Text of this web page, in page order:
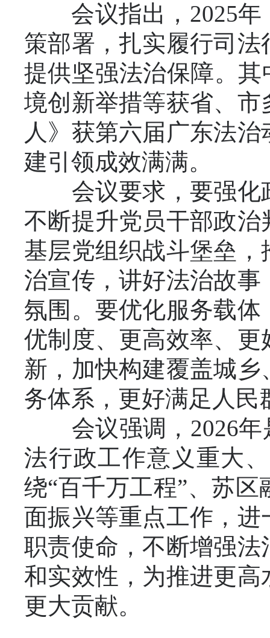
会议指出，2025年
策部署，扎实履行司
提供坚强法治保障。
境创新举措等获省、
人》获第六届广东法
建引领成效满满。
会议要求，要强化
不断提升党员干部政
基层党组织战斗堡垒
治宣传，讲好法治故
氛围。要优化服务载
优制度、更高效率、
新，加快构建覆盖城
务体系，更好满足人民
会议强调，2026年
法行政工作意义重大
绕“百千万工程”、苏
面振兴等重点工作，
职责使命，不断增强
和实效性，为推进更
更大贡献。